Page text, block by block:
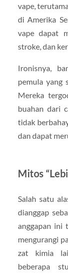
vape,
di Amerika
vape dapat
stroke, dan
Ironisnya,
pemula yang
Mereka
buahan dari
tidak
dan dapat
Mitos
Salah satu
dianggap
anggapan ini
mengurangi
zat kimia
beberapa